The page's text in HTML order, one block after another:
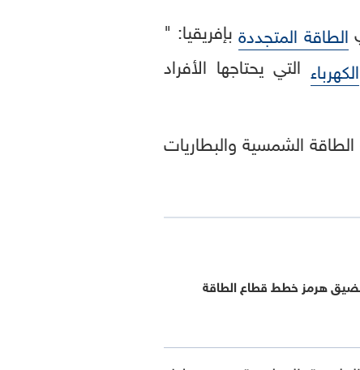
الطاقة المتجددةبإفريقيا: "
الكهرباء التي يحتاجها الأفراد
الشمسية والبطاريات
هرمز خطط قطاع الطاقة